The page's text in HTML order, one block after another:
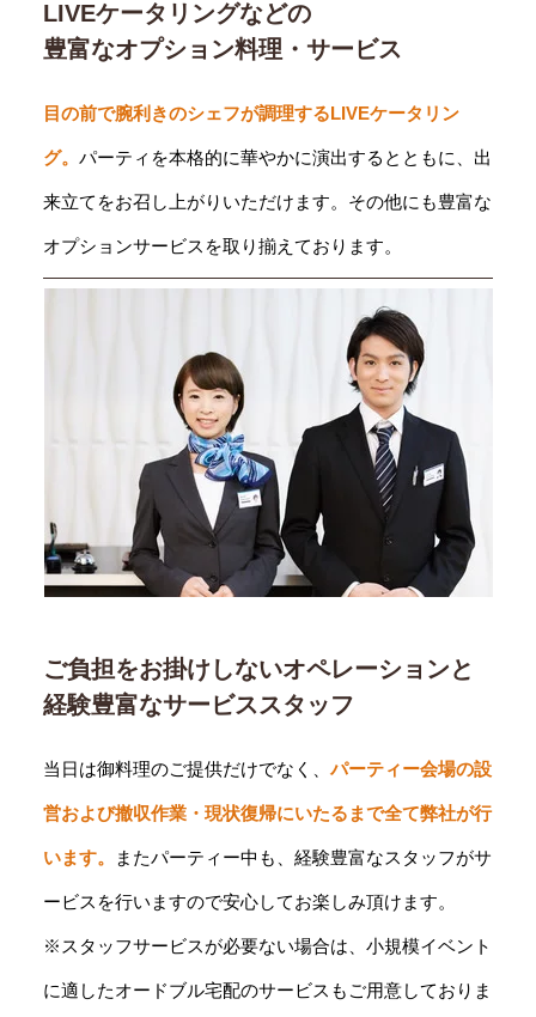
LIVEケータリングなどの
豊富なオプション料理・サービス
目の前で腕利きのシェフが調理するLIVEケータリン
グ。 パーティを本格的に華やかに演出するとともに、出
来立てをお召し上がりいただけます。その他にも豊富な
オプションサービスを取り揃えております。
ご負担をお掛けしないオペレーションと
経験豊富なサービススタッフ
当日は御料理のご提供だけでなく、パーティー会場の設
営および撤収作業・現状復帰にいたるまで全て弊社が行
います。 またパーティー中も、経験豊富なスタッフがサ
ービスを行いますので安心してお楽しみ頂けます。
※スタッフサービスが必要ない場合は、小規模イベント
に適したオードブル宅配のサービスもご用意しておりま